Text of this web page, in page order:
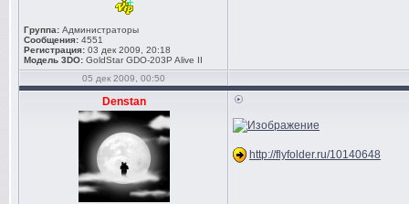
Группа: Администраторы
Сообщения: 4551
Регистрация: 03 дек 2009, 20:18
Модель 3DO: GoldStar GDO-203P Alive II
05 дек 2009, 00:50
Denstan
http://flyfolder.ru/10140648